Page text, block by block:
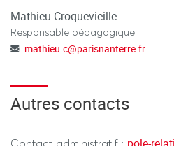
Mathieu Croquevieille
Responsable pédagogique
mathieu.c@parisnanterre.fr
Autres contacts
Contact administratif :